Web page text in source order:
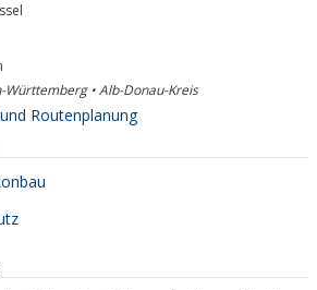
Württemberg • Alb-Donau-Kreis
Routenplanung